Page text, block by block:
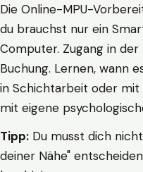
Die Online-MPU-
du brauchst nur ein
Computer. Zugang in
Buchung. Lernen, wann
in Schichtarbeit oder mit
mit eigene
Tipp: Du musst dich
deiner Nähe"